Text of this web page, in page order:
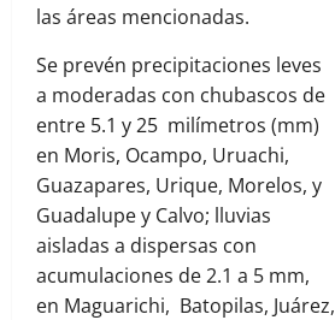
las áreas mencionadas.
Se prevén precipitaciones leves
a moderadas con chubascos de
entre 5.1 y 25 milímetros (mm)
en Moris, Ocampo, Uruachi,
Guazapares, Urique, Morelos, y
Guadalupe y Calvo; lluvias
aisladas a dispersas con
acumulaciones de 2.1 a 5 mm,
en Maguarichi, Batopilas, Juárez,